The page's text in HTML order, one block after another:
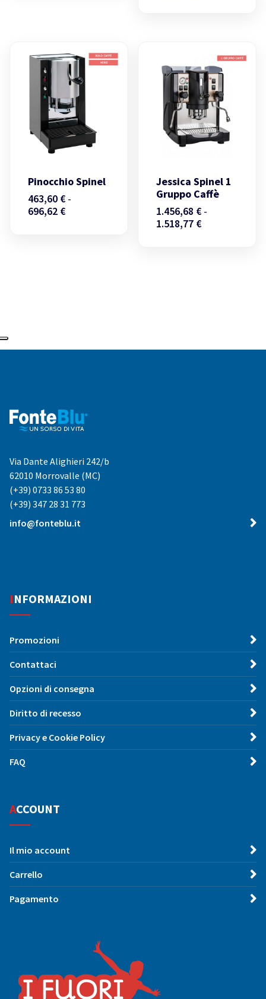
2.785,40 €
Pinocchio Spinel
463,60 € -
696,62 €Fascia
Jessica Spinel 1
Gruppo Caffè
1.456,68 € -
1.518,77 €Fascia
Via Dante Alighieri 242/b
62010 Morrovalle (MC)
(+39) 0733 86 53 80
(+39) 347 28 31 773
info@fonteblu.it
INFORMAZIONI
Promozioni
Contattaci
Opzioni di consegna
Diritto di recesso
Privacy e Cookie Policy
FAQ
ACCOUNT
Il mio account
Carrello
Pagamento